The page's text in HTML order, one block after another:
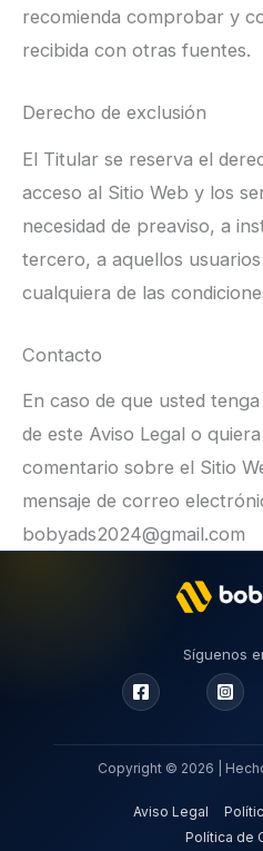
recomienda comprobar y
recibida con otras fuentes.
Derecho de exclusión
El Titular se reserva el
acceso al Sitio Web y los
necesidad de preaviso, a
tercero, a aquellos
cualquiera de las
Contacto
En caso de que usted
de este Aviso Legal o
comentario sobre el Sitio
mensaje de correo
bobyads2024@gmail.com
Síguenos
Copyright © 2026 |
Aviso Legal
Política de